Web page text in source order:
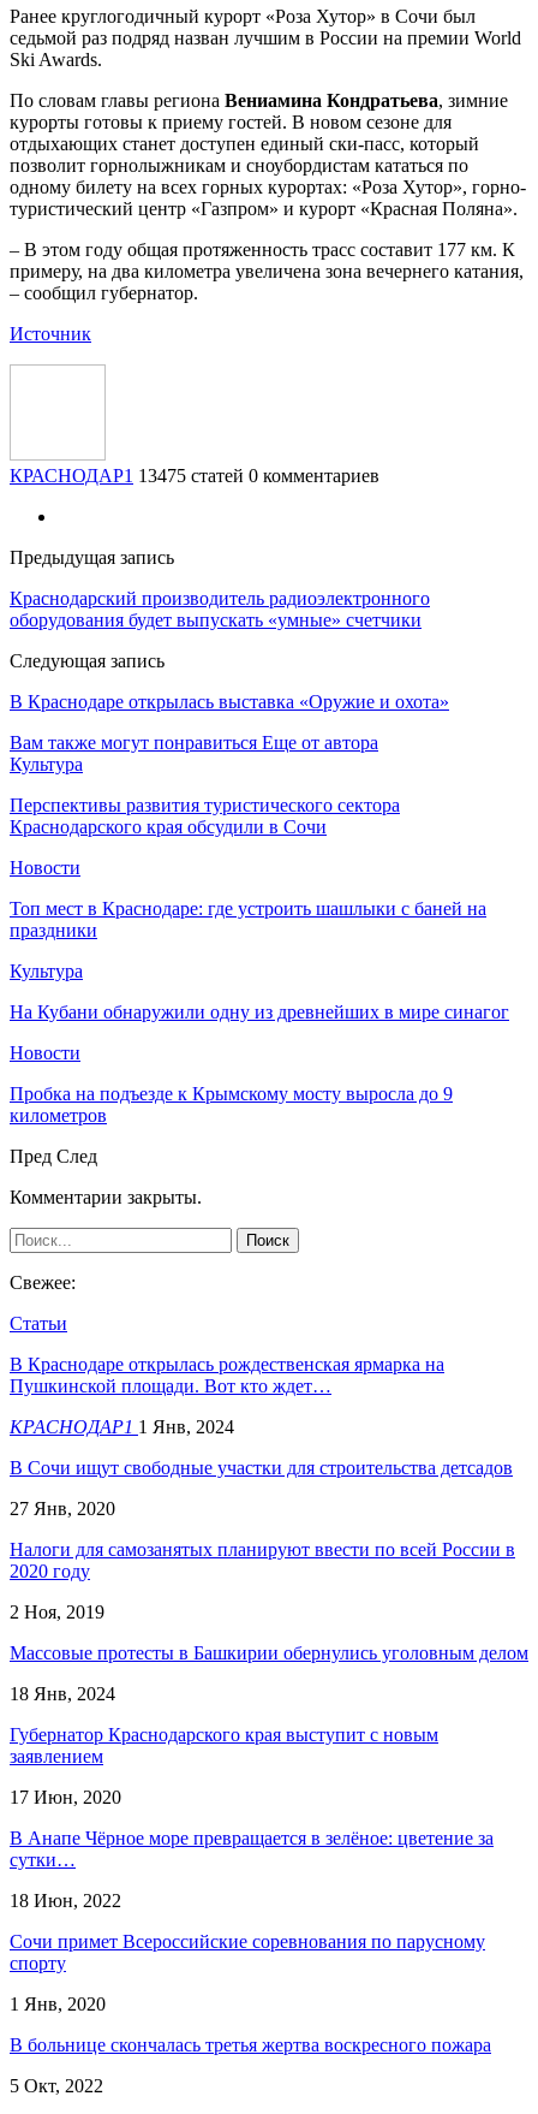
Ранее круглогодичный курорт «Роза Хутор» в Сочи был
седьмой раз подряд назван лучшим в России на премии World
Ski Awards.
По словам главы региона Вениамина Кондратьева, зимние
курорты готовы к приему гостей. В новом сезоне для
отдыхающих станет доступен единый ски-пасс, который
позволит горнолыжникам и сноубордистам кататься по
одному билету на всех горных курортах: «Роза Хутор», горно-
туристический центр «Газпром» и курорт «Красная Поляна».
– В этом году общая протяженность трасс составит 177 км. К
примеру, на два километра увеличена зона вечернего катания,
– сообщил губернатор.
Источник
КРАСНОДАР1 13475 статей 0 комментариев
Предыдущая запись
Краснодарский производитель радиоэлектронного
оборудования будет выпускать «умные» счетчики
Следующая запись
В Краснодаре открылась выставка «Оружие и охота»
Вам также могут понравиться Еще от автора
Культура
Перспективы развития туристического сектора
Краснодарского края обсудили в Сочи
Новости
Топ мест в Краснодаре: где устроить шашлыки с баней на
праздники
Культура
На Кубани обнаружили одну из древнейших в мире синагог
Новости
Пробка на подъезде к Крымскому мосту выросла до 9
километров
Пред След
Комментарии закрыты.
Свежее:
Статьи
В Краснодаре открылась рождественская ярмарка на
Пушкинской площади. Вот кто ждет…
КРАСНОДАР1 1 Янв, 2024
В Сочи ищут свободные участки для строительства детсадов
27 Янв, 2020
Налоги для самозанятых планируют ввести по всей России в
2020 году
2 Ноя, 2019
Массовые протесты в Башкирии обернулись уголовным делом
18 Янв, 2024
Губернатор Краснодарского края выступит с новым
заявлением
17 Июн, 2020
В Анапе Чёрное море превращается в зелёное: цветение за
сутки…
18 Июн, 2022
Сочи примет Всероссийские соревнования по парусному
спорту
1 Янв, 2020
В больнице скончалась третья жертва воскресного пожара
5 Окт, 2022